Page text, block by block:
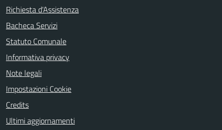
Richiesta d'Assistenza
Bacheca Servizi
Statuto Comunale
Informativa privacy
Note legali
Impostazioni Cookie
Credits
Ultimi aggiornamenti